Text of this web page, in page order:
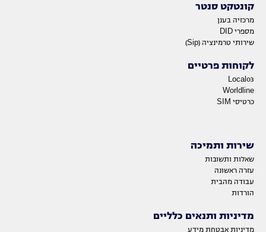
קונטקט סנטר
מרכזיה בענן
מספרי DID
שירותי טרמינציה (Sip)
לקוחות פרטיים
Local03
Worldline
כרטיסי SIM
שירות ותמיכה
שאלות ותשובות
עזרה ראשונה
עבודה מהבית
הורדות
מדיניות ותנאים כלליים
מדיניות אבטחת מידע